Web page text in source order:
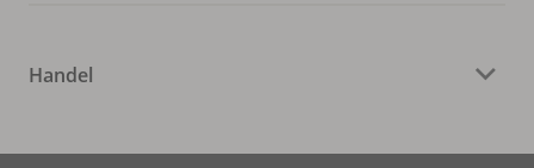
Handel